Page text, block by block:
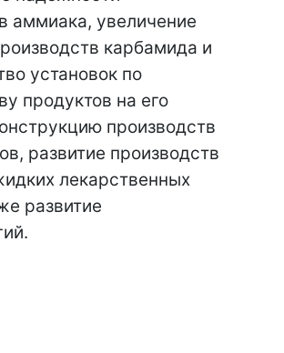
аммиака, увеличение
карбамида и
установок по
продуктов на его
производств
развитие производств
лекарственных
развитие